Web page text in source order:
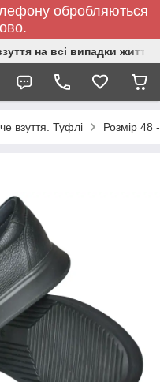
обробляються
на всі випадки життя.
взуття. Туфлі Розмір 48